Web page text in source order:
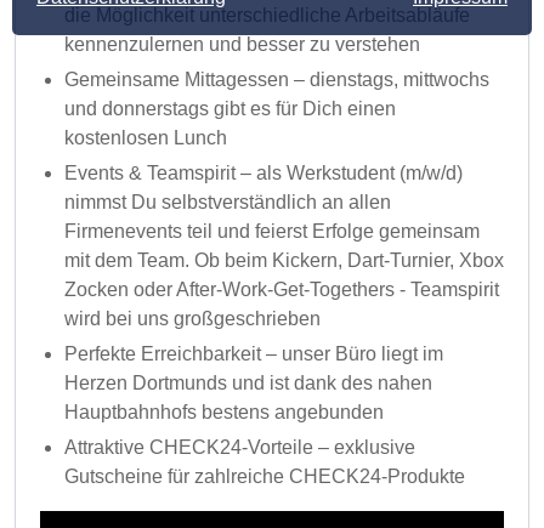
die Möglichkeit unterschiedliche Arbeitsabläufe
kennenzulernen und besser zu verstehen
Gemeinsame Mittagessen – dienstags, mittwochs
und donnerstags gibt es für Dich einen
kostenlosen Lunch
Events & Teamspirit – als Werkstudent (m/w/d)
nimmst Du selbstverständlich an allen
Firmenevents teil und feierst Erfolge gemeinsam
mit dem Team. Ob beim Kickern, Dart-Turnier, Xbox
Zocken oder After-Work-Get-Togethers - Teamspirit
wird bei uns großgeschrieben
Perfekte Erreichbarkeit – unser Büro liegt im
Herzen Dortmunds und ist dank des nahen
Hauptbahnhofs bestens angebunden
Attraktive CHECK24-Vorteile – exklusive
Gutscheine für zahlreiche CHECK24-Produkte